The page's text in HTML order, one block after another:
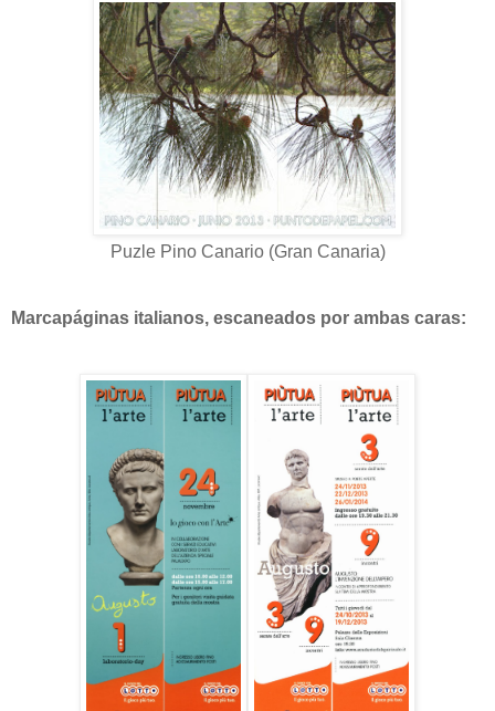
Puzle Pino Canario (Gran Canaria)
Marcapáginas italianos, escaneados por ambas caras: